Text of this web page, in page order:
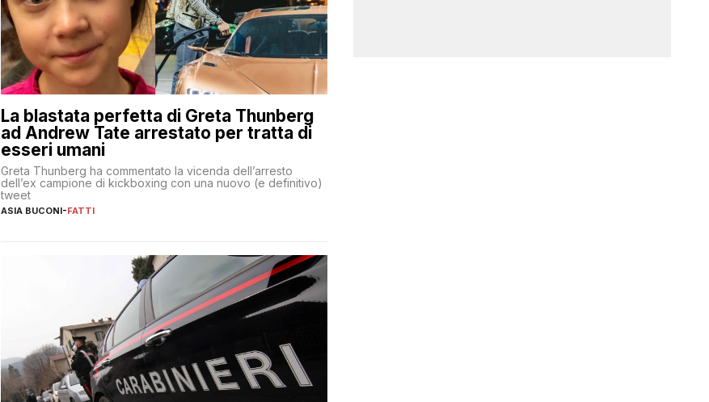
La blastata perfetta di Greta Thunberg
ad Andrew Tate arrestato per tratta di
esseri umani
Greta Thunberg ha commentato la vicenda dell’arresto
dell’ex campione di kickboxing con una nuovo (e definitivo)
tweet
ASIA BUCONI-FATTI